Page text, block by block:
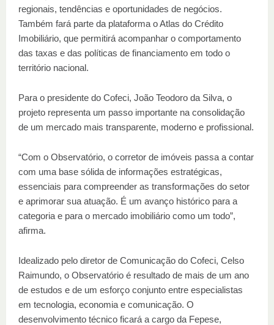
regionais, tendências e oportunidades de negócios.
Também fará parte da plataforma o Atlas do Crédito
Imobiliário, que permitirá acompanhar o comportamento
das taxas e das políticas de financiamento em todo o
território nacional.
Para o presidente do Cofeci, João Teodoro da Silva, o
projeto representa um passo importante na consolidação
de um mercado mais transparente, moderno e profissional.
“Com o Observatório, o corretor de imóveis passa a contar
com uma base sólida de informações estratégicas,
essenciais para compreender as transformações do setor
e aprimorar sua atuação. É um avanço histórico para a
categoria e para o mercado imobiliário como um todo”,
afirma.
Idealizado pelo diretor de Comunicação do Cofeci, Celso
Raimundo, o Observatório é resultado de mais de um ano
de estudos e de um esforço conjunto entre especialistas
em tecnologia, economia e comunicação. O
desenvolvimento técnico ficará a cargo da Fepese,